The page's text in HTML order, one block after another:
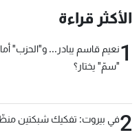
الأكثر قراءة
1نعيم قاسم يبادر... و"الحزب"
"سمّ" يختار؟
2في بيروت: تفكيك شبكتين
شاهد البرامج
الترددات